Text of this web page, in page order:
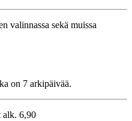
valinnassa sekä muissa
on 7 arkipäivää.
alk. 6,90